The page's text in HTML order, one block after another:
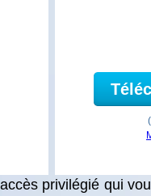
privilégié qui